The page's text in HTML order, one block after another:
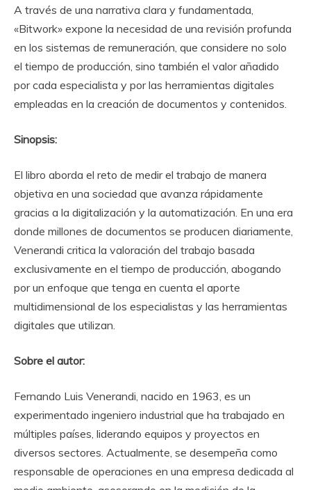
A través de una narrativa clara y fundamentada,
«Bitwork» expone la necesidad de una revisión profunda
en los sistemas de remuneración, que considere no solo
el tiempo de producción, sino también el valor añadido
por cada especialista y por las herramientas digitales
empleadas en la creación de documentos y contenidos.
Sinopsis:
El libro aborda el reto de medir el trabajo de manera
objetiva en una sociedad que avanza rápidamente
gracias a la digitalización y la automatización. En una era
donde millones de documentos se producen diariamente,
Venerandi critica la valoración del trabajo basada
exclusivamente en el tiempo de producción, abogando
por un enfoque que tenga en cuenta el aporte
multidimensional de los especialistas y las herramientas
digitales que utilizan.
Sobre el autor:
Fernando Luis Venerandi, nacido en 1963, es un
experimentado ingeniero industrial que ha trabajado en
múltiples países, liderando equipos y proyectos en
diversos sectores. Actualmente, se desempeña como
responsable de operaciones en una empresa dedicada al